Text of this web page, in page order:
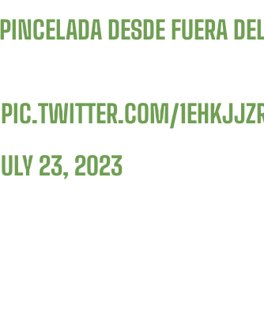
DESDE FUERA
PIC.TWITTER.COM/
23, 2023